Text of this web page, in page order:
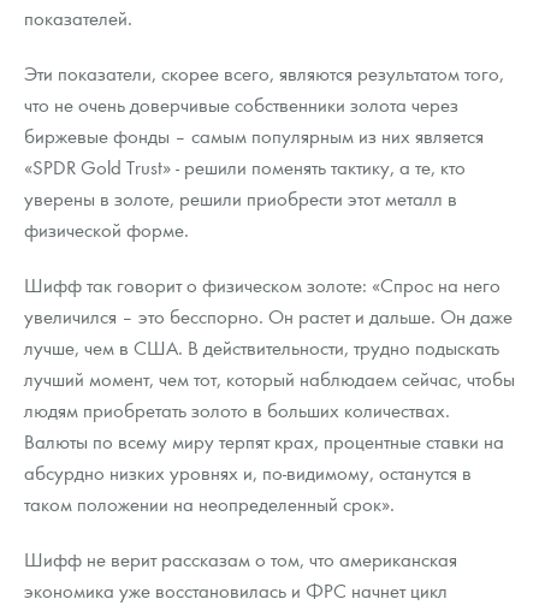
показателей.
Эти показатели, скорее всего, являются результатом того,
что не очень доверчивые собственники золота через
биржевые фонды – самым популярным из них является
«SPDR Gold Trust» - решили поменять тактику, а те, кто
уверены в золоте, решили приобрести этот металл в
физической форме.
Шифф так говорит о физическом золоте: «Спрос на него
увеличился – это бесспорно. Он растет и дальше. Он даже
лучше, чем в США. В действительности, трудно подыскать
лучший момент, чем тот, который наблюдаем сейчас, чтобы
людям приобретать золото в больших количествах.
Валюты по всему миру терпят крах, процентные ставки на
абсурдно низких уровнях и, по-видимому, останутся в
таком положении на неопределенный срок».
Шифф не верит рассказам о том, что американская
экономика уже восстановилась и ФРС начнет цикл